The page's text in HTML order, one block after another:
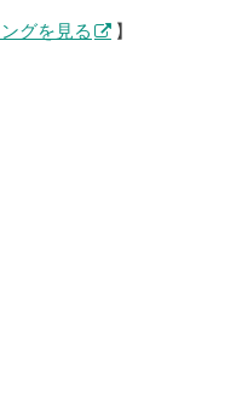
グを見る 】